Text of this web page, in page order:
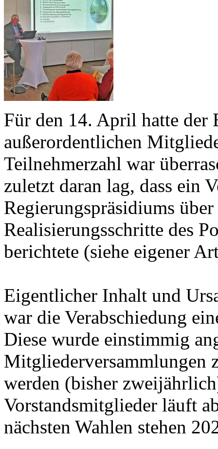
Für den 14. April hatte der
außerordentlichen
Teilnehmerzahl war
zuletzt daran lag, dass ein
Regierungspräsidiums
Realisierungsschritte des
berichtete (siehe eigener
Eigentlicher Inhalt und
war die Verabschiedung
Diese wurde einstimmig
Mitgliederversammlungen
werden (bisher
Vorstandsmitglieder läuft
nächsten Wahlen stehen